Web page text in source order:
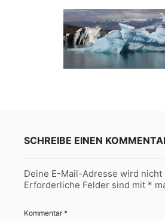
SCHREIBE EINEN
Deine E-Mail-Adresse wird
Erforderliche Felder sind mit *
Kommentar*